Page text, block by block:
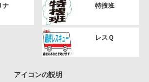
ナ 特捜班
レスＱ
アイコンの説明